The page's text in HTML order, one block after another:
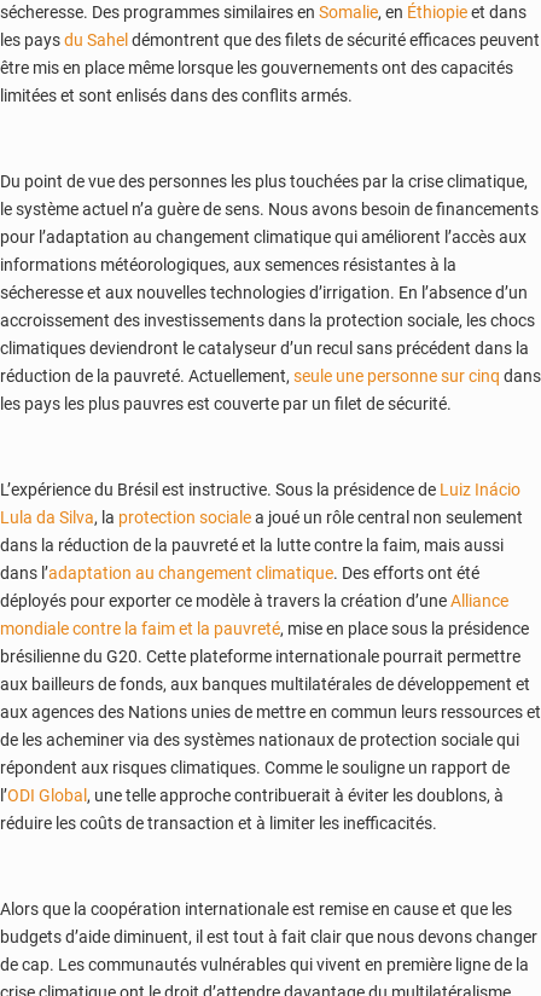
sécheresse. Des programmes similaires en Somalie, en Éthiopieet dans
les paysdu Sahel démontrent que des filets de sécurité efficaces peuvent
être mis en place même lorsque les gouvernements ont des capacités
limitées et sont enlisés dans des conflits armés.
Du point de vue des personnes les plus touchées par la crise climatique,
le système actuel n’a guère de sens. Nous avons besoin de financements
pour l’adaptation au changement climatique qui améliorent l’accès aux
informations météorologiques, aux semences résistantes à la
sécheresse et aux nouvelles technologies d’irrigation. En l’absence d’un
accroissement des investissements dans la protection sociale, les chocs
climatiques deviendront le catalyseur d’un recul sans précédent dans la
réduction de la pauvreté. Actuellement, seule une personne sur cinq dans
les pays les plus pauvres est couverte par un filet de sécurité.
L’expérience du Brésil est instructive. Sous la présidence de Luiz Inácio
Lula da Silva, la protection socialea joué un rôle central non seulement
dans la réduction de la pauvreté et la lutte contre la faim, mais aussi
dans l’adaptation au changement climatique. Des efforts ont été
déployés pour exporter ce modèle à travers la création d’uneAlliance
mondiale contre la faim et la pauvreté, mise en place sous la présidence
brésilienne du G20. Cette plateforme internationale pourrait permettre
aux bailleurs de fonds, aux banques multilatérales de développement et
aux agences des Nations unies de mettre en commun leurs ressources et
de les acheminer via des systèmes nationaux de protection sociale qui
répondent aux risques climatiques. Comme le souligne un rapport de
l’ODI Global , une telle approche contribuerait à éviter les doublons, à
réduire les coûts de transaction et à limiter les inefficacités.
Alors que la coopération internationale est remise en cause et que les
budgets d’aide diminuent, il est tout à fait clair que nous devons changer
de cap. Les communautés vulnérables qui vivent en première ligne de la